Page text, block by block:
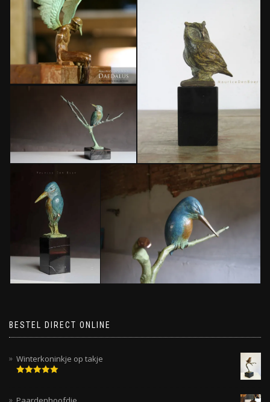
BESTEL DIRECT ONLINE
Winterkoninkje op takje